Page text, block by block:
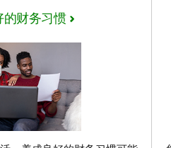
的财务习惯